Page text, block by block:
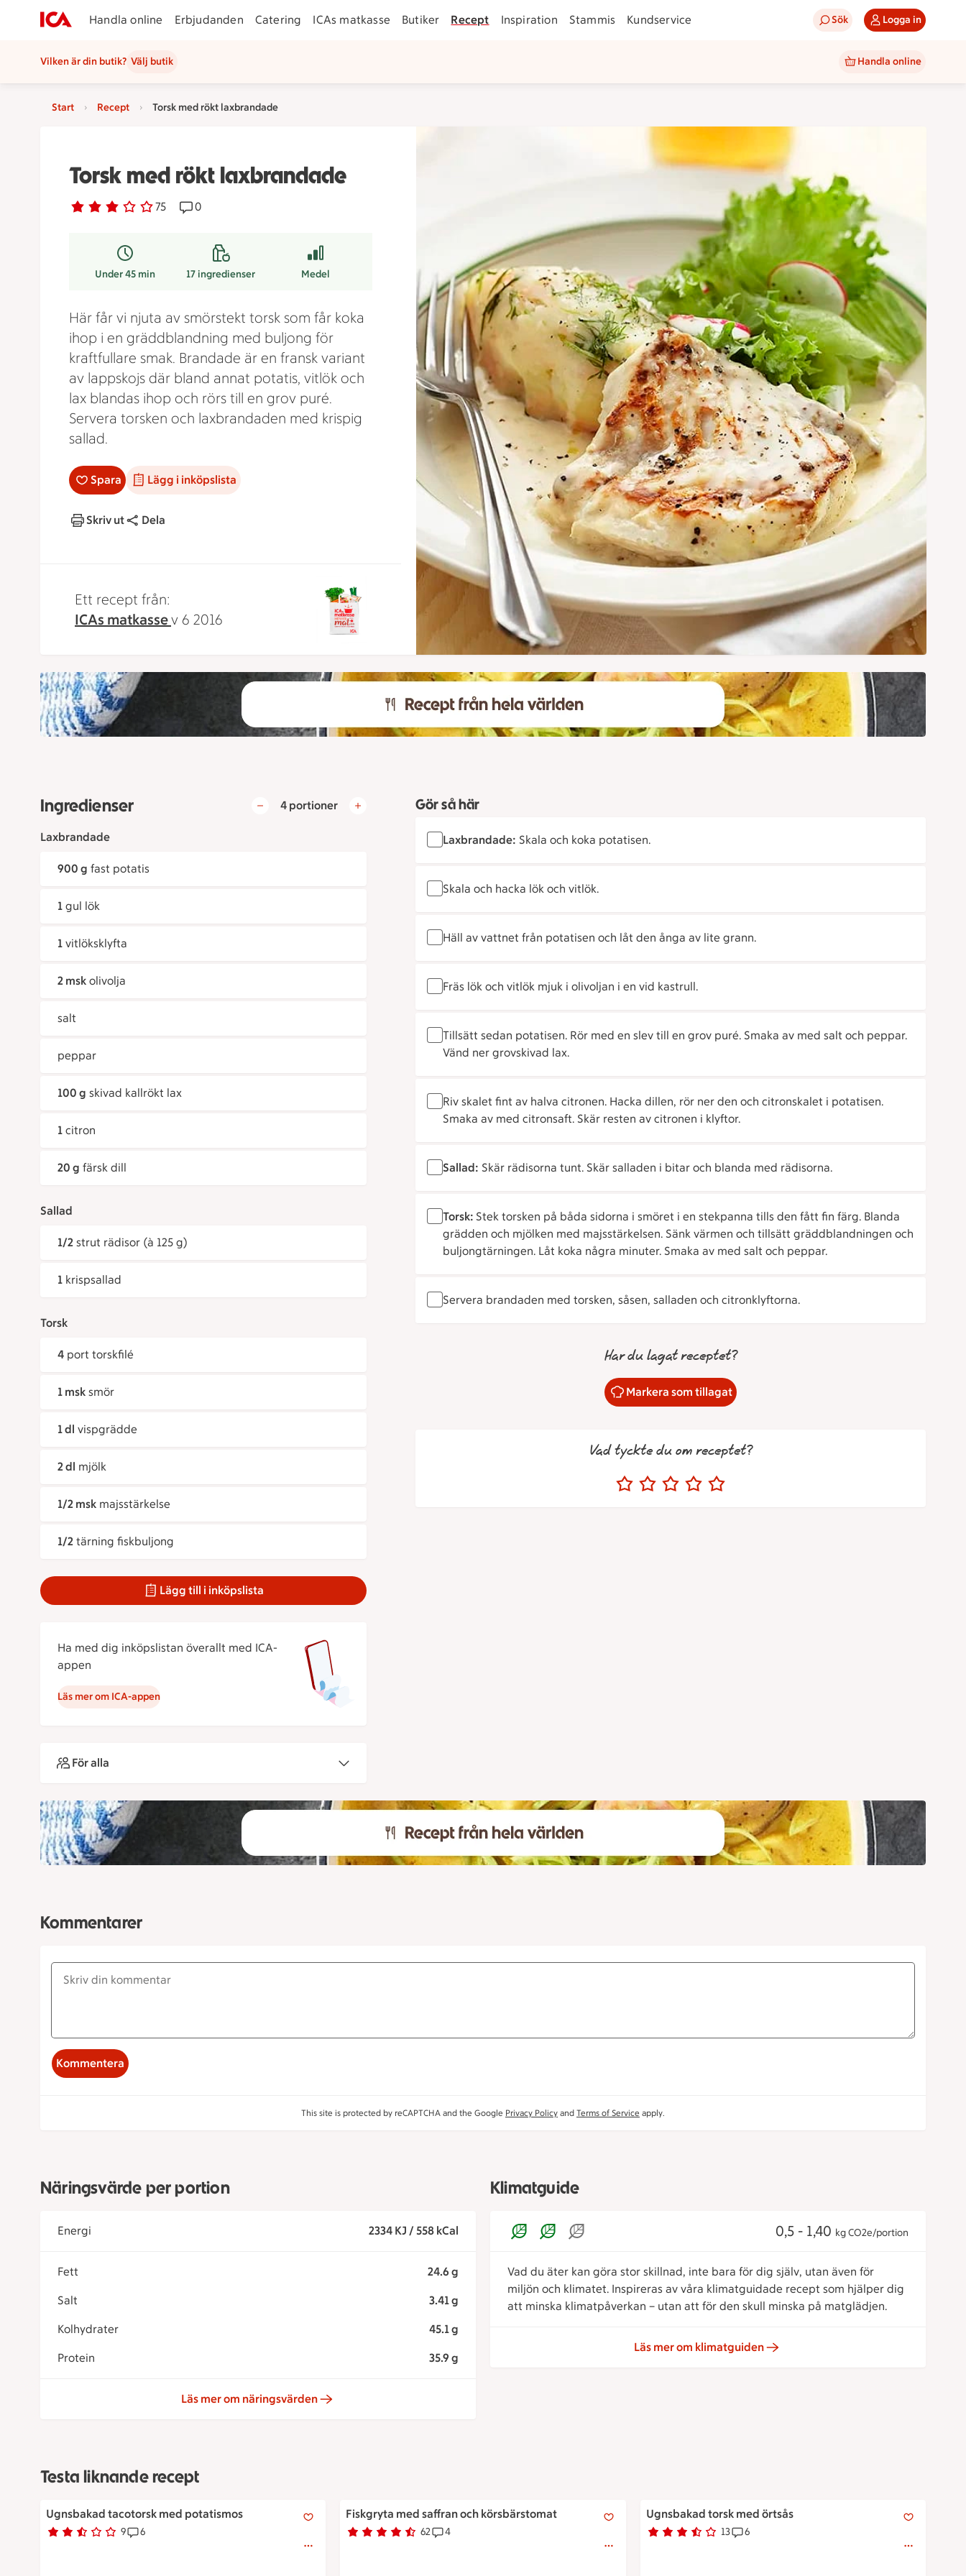
Handla online Erbjudanden Catering ICAs matkasse Butiker Recept Inspiration Stammis Kundservice Sök Logga in
Vilken är din butik? Välj butik Handla online
Start Recept Torsk med rökt laxbrandade
Torsk med rökt laxbrandade
Betyg 3 av 5. 75
75 personer har röstatReceptet har 0 kommentarer
0
Under 45 min 17ingredienser Medel
Här får vi njuta av smörstekt torsk som får koka
ihop i en gräddblandning med buljong för
kraftfullare smak. Brandade är en fransk variant
av lappskojs där bland annat potatis, vitlök och
lax blandas ihop och rörs till en grov puré.
Servera torsken och laxbrandaden med krispig
sallad.
Spara Lägg i inköpslista
Skriv ut Dela
Ett recept från:
ICAs matkassev 6 2016
Ingredienser 4 portioner
Laxbrandade
900 g fast potatis
1 gul lök
1 vitlöksklyfta
2 msk olivolja
salt
peppar
100 g skivad kallrökt lax
1 citron
20 g färsk dill
Sallad
1/2 strut rädisor (à 125 g)
1 krispsallad
Torsk
4 port torskfilé
1 msk smör
1 dl vispgrädde
2 dl mjölk
1/2 msk majsstärkelse
1/2 tärning fiskbuljong
Lägg till i inköpslista
Ha med dig inköpslistan överallt med ICA-
appen
Läs mer om ICA-appen
För alla
Gör så här
Laxbrandade: Skala och koka potatisen.
Skala och hacka lök och vitlök.
Häll av vattnet från potatisen och låt den ånga av lite grann.
Fräs lök och vitlök mjuk i olivoljan i en vid kastrull.
Tillsätt sedan potatisen. Rör med en slev till en grov puré. Smaka av med salt och peppar.
Vänd ner grovskivad lax.
Riv skalet fint av halva citronen. Hacka dillen, rör ner den och citronskalet i potatisen.
Smaka av med citronsaft. Skär resten av citronen i klyftor.
Sallad: Skär rädisorna tunt. Skär salladen i bitar och blanda med rädisorna.
Torsk: Stek torsken på båda sidorna i smöret i en stekpanna tills den fått fin färg. Blanda
grädden och mjölken med majsstärkelsen. Sänk värmen och tillsätt gräddblandningen och
buljongtärningen. Låt koka några minuter. Smaka av med salt och peppar.
Servera brandaden med torsken, såsen, salladen och citronklyftorna.
Har du lagat receptet?
Markera som tillagat
Vad tyckte du om receptet?
Kommentarer
Kommentera
This site is protected by reCAPTCHA and the Google Privacy Policy and Terms of Service apply.
Näringsvärde per portion
Energi 2334 KJ / 558 kCal
Fett 24.6 g
Salt 3.41 g
Kolhydrater 45.1 g
Protein 35.9 g
Läs mer om näringsvärden
Klimatguide
0,5 - 1,40 kg CO2e/portion
Vad du äter kan göra stor skillnad, inte bara för dig själv, utan även för
miljön och klimatet. Inspireras av våra klimatguidade recept som hjälper dig
att minska klimatpåverkan – utan att för den skull minska på matglädjen.
Läs mer om klimatguiden
Testa liknande recept
Ugnsbakad tacotorsk med potatismos
Betyg 2.7 av 5. 9
9 personer har röstatReceptet har 6 kommentarer
6
Ugnsbakad tacotorsk med potatismos
Fiskgryta med saffran och körsbärstomat
Betyg 4.4 av 5. 62
62 personer har röstatReceptet har 4 kommentarer
4
Fiskgryta med saffran och körsbärstomat
Ugnsbakad torsk med örtsås
Betyg 3.2 av 5. 13
13 personer har röstatReceptet har 6 kommentarer
6
Ugnsbakad torsk med örtsås